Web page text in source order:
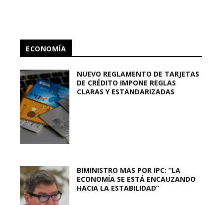
ECONOMÍA
NUEVO REGLAMENTO DE TARJETAS
DE CRÉDITO IMPONE REGLAS
CLARAS Y ESTANDARIZADAS
BIMINISTRO MAS POR IPC: “LA
ECONOMÍA SE ESTÁ ENCAUZANDO
HACIA LA ESTABILIDAD”